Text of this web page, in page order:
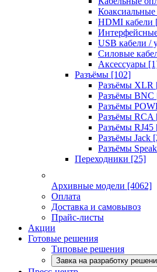
Коаксиальные
HDMI кабели
USB кабели /
Силовые
Аксессуары
Разъёмы [102]
Разъёмы XLR
Разъёмы BNC
Разъёмы
Разъёмы RCA
Разъёмы RJ45
Разъёмы Jack
Разъёмы
Переходники [25]
Архивные модели [4062]
Оплата
Доставка и самовывоз
Прайс-листы
Акции
Готовые решения
Типовые решения
Завка на разработку